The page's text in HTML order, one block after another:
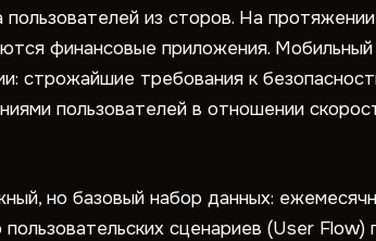
из сторов. На
финансовые приложения. Мобильный
строжайшие требования к
пользователей в отношении
но базовый набор данных:
сценариев (User Flow)